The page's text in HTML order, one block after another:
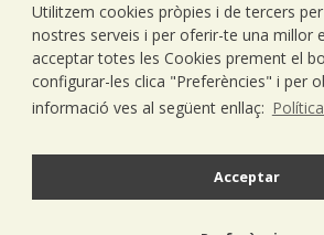
Ramells Ramoneda
Assessors -
C/ Balmes 203, 1º 1ª
08006 Barcelona
T..93 238 79 26
Utilitzem cookies pròpies i de tercers
nostres serveis i per oferir-te una millor
acceptar totes les Cookies prement el
configurar-les clica "Preferències" i per
informació ves al següent enllaç:
Acceptar